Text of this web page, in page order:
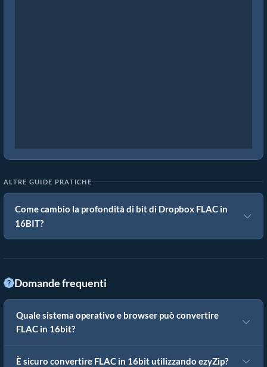
ALTRE GUIDE PRATICHE
Come cambio la profondità di bit di Dropbox FLAC in
16BIT?
Domande frequenti
Quale sistema operativo e browser può convertire
FLAC in 16bit?
È sicuro convertire FLAC in 16bit utilizzando ezyZip?